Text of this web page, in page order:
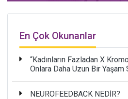
En Çok Okunanlar
“Kadınların Fazladan X
Onlara Daha Uzun Bir Yaşam
NEUROFEEDBACK NEDİR?